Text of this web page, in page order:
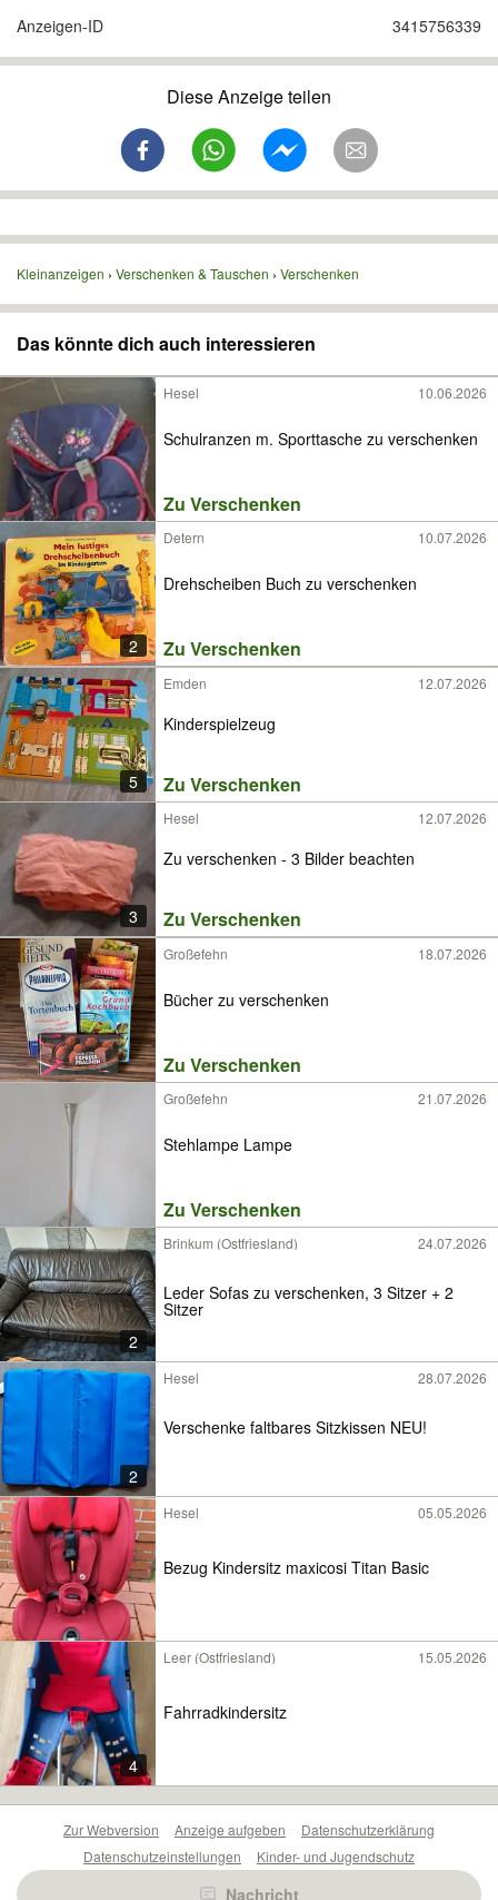
Anzeigen-ID 3415756339
Diese Anzeige teilen
Kleinanzeigen Verschenken & Tauschen Verschenken
Das könnte dich auch interessieren
Hesel 10.06.2026
Schulranzen m. Sporttasche zu verschenken
Zu Verschenken
2
Detern 10.07.2026
Drehscheiben Buch zu verschenken
Zu Verschenken
5
Emden 12.07.2026
Kinderspielzeug
Zu Verschenken
3
Hesel 12.07.2026
Zu verschenken - 3 Bilder beachten
Zu Verschenken
Großefehn 18.07.2026
Bücher zu verschenken
Zu Verschenken
Großefehn 21.07.2026
Stehlampe Lampe
Zu Verschenken
2
Brinkum (Ostfriesland) 24.07.2026
Leder Sofas zu verschenken, 3 Sitzer + 2
Sitzer
2
Hesel 28.07.2026
Verschenke faltbares Sitzkissen NEU!
Hesel 05.05.2026
Bezug Kindersitz maxicosi Titan Basic
4
Leer (Ostfriesland) 15.05.2026
Fahrradkindersitz
Nachricht
Zur Webversion Anzeige aufgeben
Datenschutzerklärung
Datenschutzeinstellungen
Kinder- und Jugendschutz
Barrierefreiheitserklärung